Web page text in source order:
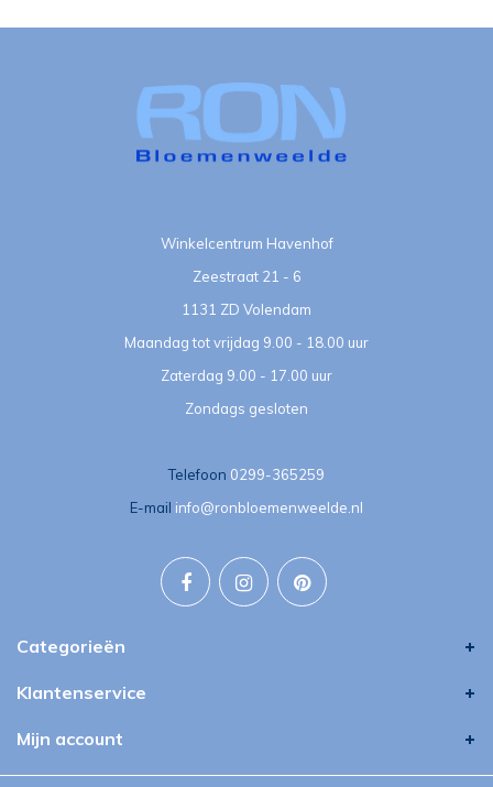
Winkelcentrum Havenhof
Zeestraat 21 - 6
1131 ZD Volendam
Maandag tot vrijdag 9.00 - 18.00 uur
Zaterdag 9.00 - 17.00 uur
Zondags gesloten
Telefoon 0299-365259
E-mail info@ronbloemenweelde.nl
Categorieën
Klantenservice
Mijn account